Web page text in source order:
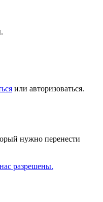
или авторизоваться.
нужно перенести
разрешены.